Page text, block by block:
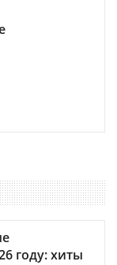
году: хиты